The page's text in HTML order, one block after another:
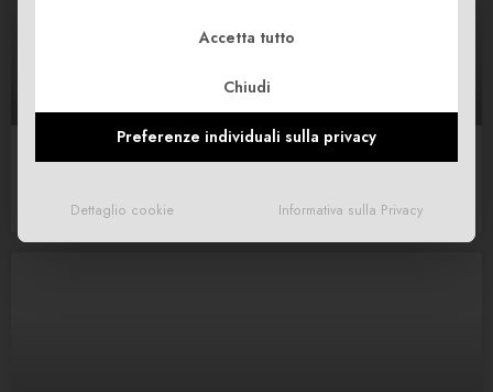
Il nostro primo rapporto di sostenibilità: il 2024 in cifre
Accetta tutto
Chiudi
Preferenze individuali sulla privacy
Dettaglio cookie Informativa sulla Privacy